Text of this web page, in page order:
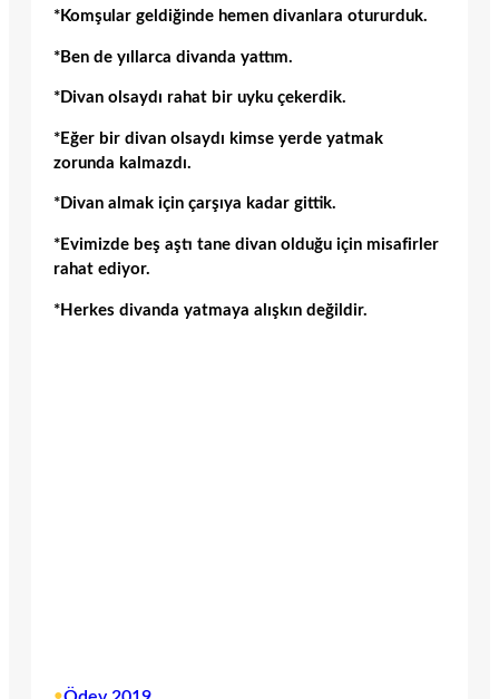
*Komşular geldiğinde hemen divanlara otururduk.
*Ben de yıllarca divanda yattım.
*Divan olsaydı rahat bir uyku çekerdik.
*Eğer bir divan olsaydı kimse yerde yatmak
zorunda kalmazdı.
*Divan almak için çarşıya kadar gittik.
*Evimizde beş aştı tane divan olduğu için misafirler
rahat ediyor.
*Herkes divanda yatmaya alışkın değildir.